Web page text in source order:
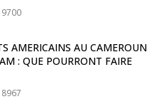
9700
AMERICAINS AU CAMEROUN
: QUE POURRONT FAIRE
8967